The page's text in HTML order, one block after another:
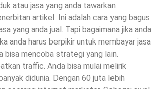
atau jasa yang anda tawarkan
artikel. Ini adalah cara yang bagus
yang anda jual. Tapi bagaimana jika anda
anda harus berpikir untuk membayar jasa
bisa mencoba strategi yang lain.
traffic. Anda bisa mulai melirik
didunia. Dengan 60 juta lebih